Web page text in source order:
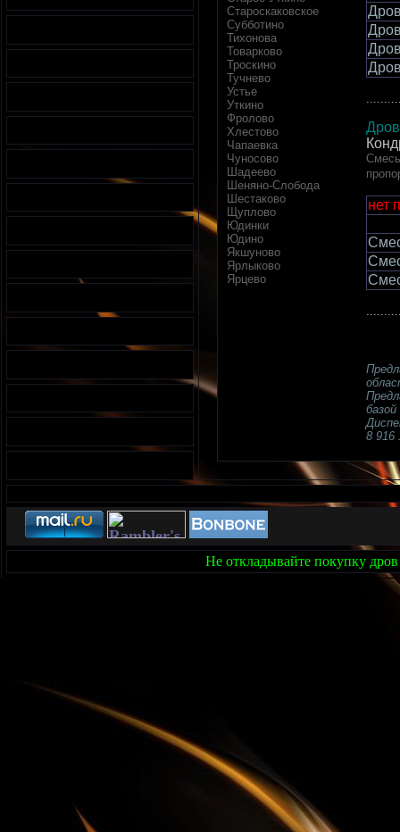
Староскаковское
Субботино
Тихонова
Товарково
Троскино
Тучнево
Устье
Уткино
Фролово
Хлестово
Чапаевка
Чуносово
Шадеево
Шеняно-Слобода
Шестаково
Щуплово
Юдинки
Юдино
Якшуново
Ярлыково
Ярцево
нет
базой
8 916
Не откладывайте покупку